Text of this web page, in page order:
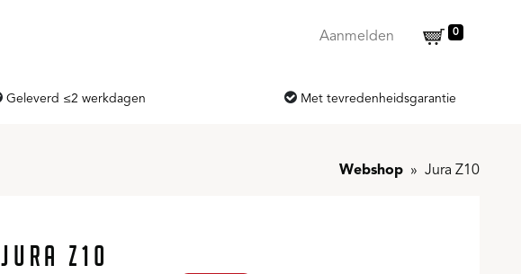
Aanmelden 0
Geleverd ≤2 werkdagen Met tevredenheidsgarantie
Webshop Jura Z10
JURA Z10